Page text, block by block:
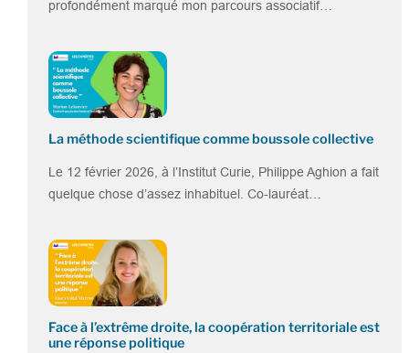
profondément marqué mon parcours associatif…
La méthode scientifique comme boussole collective
Le 12 février 2026, à l’Institut Curie, Philippe Aghion a fait
quelque chose d’assez inhabituel. Co-lauréat…
Face à l’extrême droite, la coopération territoriale est
une réponse politique